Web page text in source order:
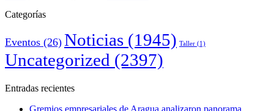
Categorías
Eventos (26) Noticias (1945) Taller (1)
Uncategorized (2397)
Entradas recientes
Gremios empresariales de Aragua analizaron panorama